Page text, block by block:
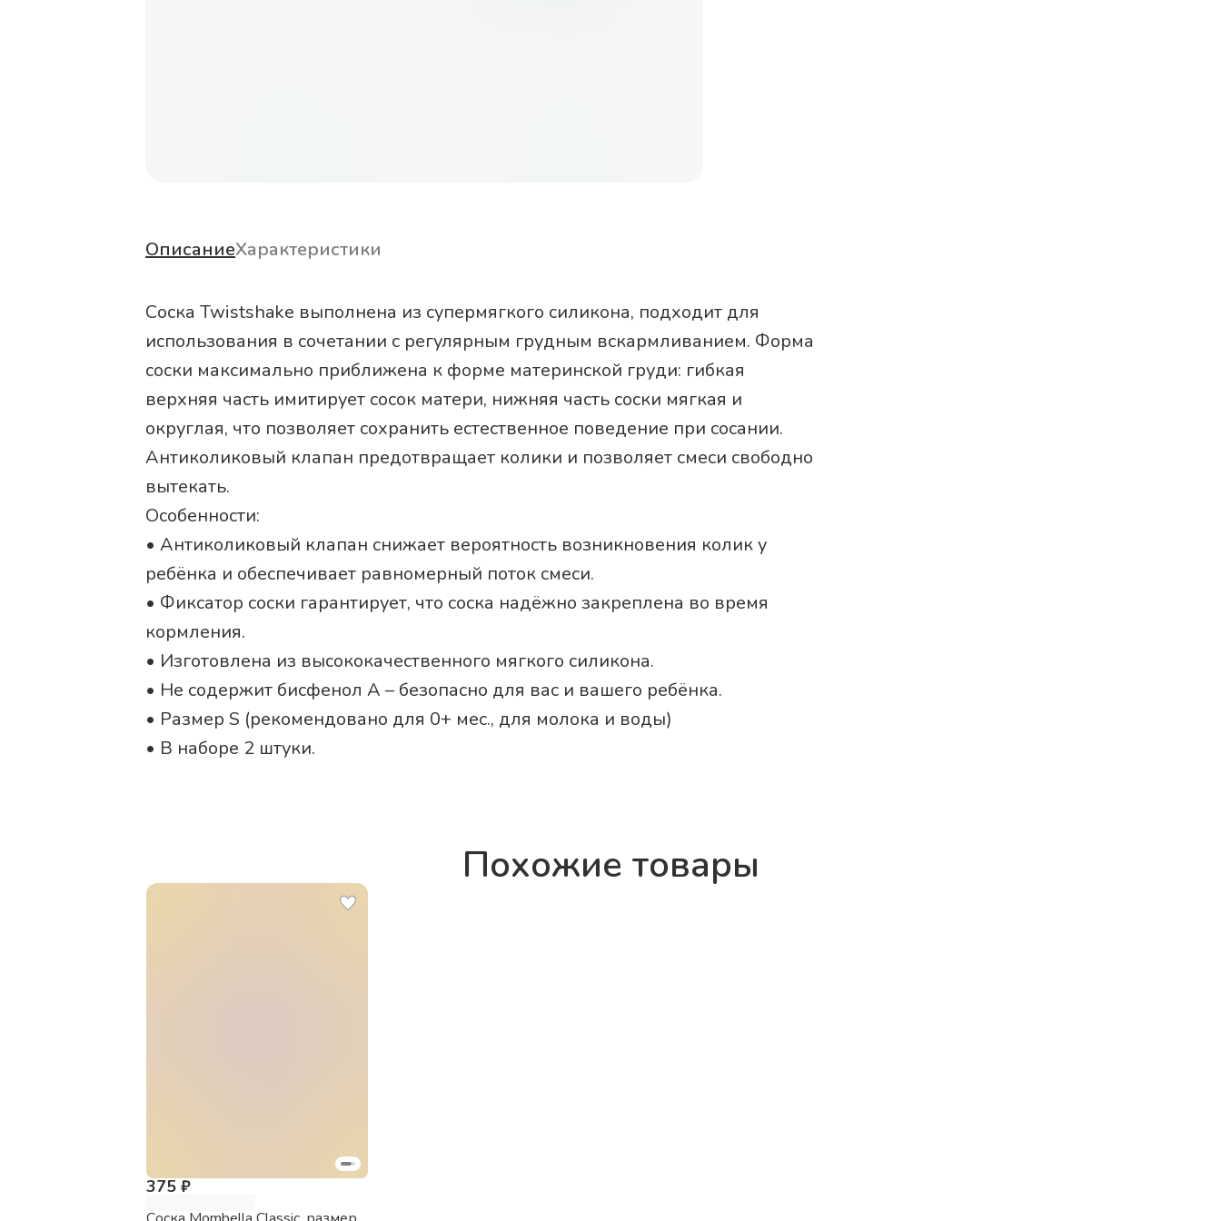
ОписаниеХарактеристики
Соска Twistshake выполнена из супермягкого силикона, подходит для
использования в сочетании с регулярным грудным вскармливанием. Форма
соски максимально приближена к форме материнской груди: гибкая
верхняя часть имитирует сосок матери, нижняя часть соски мягкая и
округлая, что позволяет сохранить естественное поведение при сосании.
Антиколиковый клапан предотвращает колики и позволяет смеси свободно
вытекать.
Особенности:
• Антиколиковый клапан снижает вероятность возникновения колик у
ребёнка и обеспечивает равномерный поток смеси.
• Фиксатор соски гарантирует, что соска надёжно закреплена во время
кормления.
• Изготовлена из высококачественного мягкого силикона.
• Не содержит бисфенол А – безопасно для вас и вашего ребёнка.
• Размер S (рекомендовано для 0+ мес., для молока и воды)
• В наборе 2 штуки.
Похожие товары
375 ₽